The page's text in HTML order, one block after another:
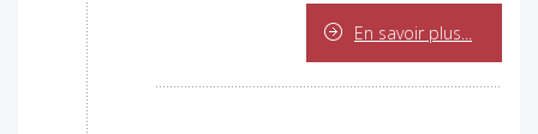
En savoir plus...